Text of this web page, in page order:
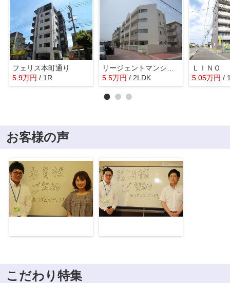
フェリス本町通り
5.9万円 / 1R
5.5万円 / 2LDK
ＬＩＮＯ
5.05万円 /
お客様の声
こだわり特集